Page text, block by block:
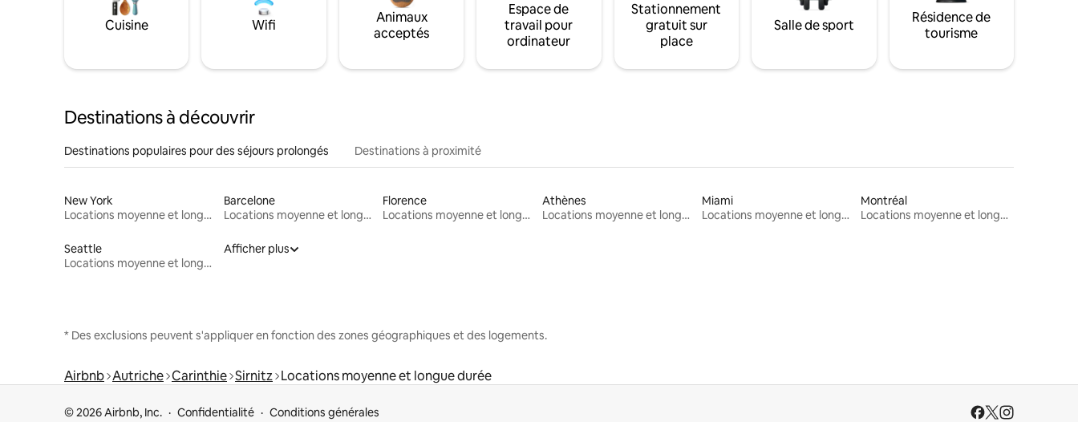
Cuisine Wifi
Animaux
acceptés
Espace de
travail pour
ordinateur
Stationnement
gratuit sur
place
Salle de sport
Résidence de
tourisme
Destinations à découvrir
Destinations populaires pour des séjours prolongés Destinations à proximité
New York
Locations moyenne et longue durée
Barcelone
Locations moyenne et longue durée
Florence
Locations moyenne et longue durée
Athènes
Locations moyenne et longue durée
Miami
Locations moyenne et longue durée
Montréal
Locations moyenne et longue durée
Seattle
Locations moyenne et longue durée
Afficher plus
* Des exclusions peuvent s'appliquer en fonction des zones géographiques et des logements.
Airbnb Autriche Carinthie Sirnitz Locations moyenne et longue durée
© 2026 Airbnb, Inc. Confidentialité Conditions générales